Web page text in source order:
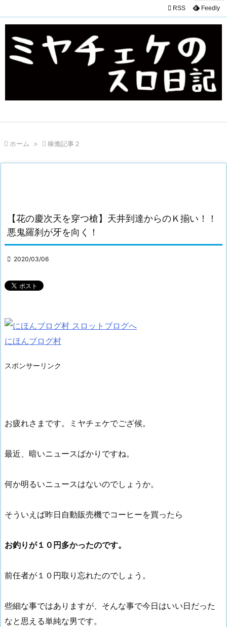
 RSS Feedly
 ホーム >  稼働記事２
【花の慶次天を穿つ槍】天井到達からのＫ揃い！！
悪鬼羅刹が牙を向く！
 2020/03/06
にほんブログ村
スポンサーリンク
お疲れさまです。ミヤチェケでござ候。
最近、暗いニュースばかりですね。
何か明るいニュースはないのでしょうか。
そういえば昨日自動販売機でコーヒーを買ったら
お釣りが１０円多かったのです。
前任者が１０円取り忘れたのでしょう。
些細な事ではありますが、そんな事で今日はいい日だった
なと思える単純な男です。